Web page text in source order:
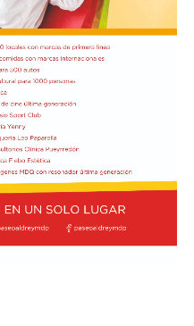
y el ministro de
Gian Carlo Loffredo,
de Cooperación
la respuesta conjunta
en Quito, porque una
representantes de
en el Ecuador.
ADEFA, Peugeot Citroen
Argentina, Ford